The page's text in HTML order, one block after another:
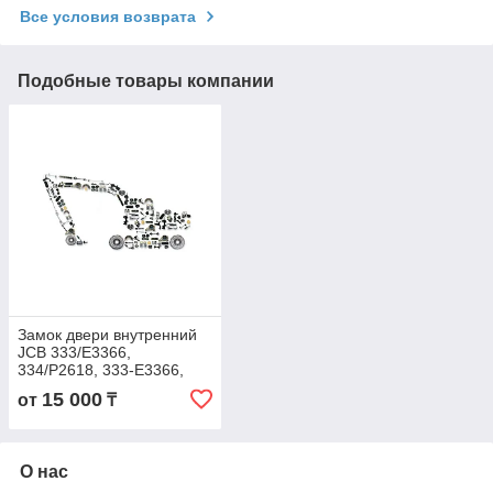
Все условия возврата
Подобные товары компании
Замок двери внутренний
JCB 333/E3366,
334/P2618, 333-E3366,
334-P2618, 333E3366,
334P2618
от 15 000 ₸
О нас